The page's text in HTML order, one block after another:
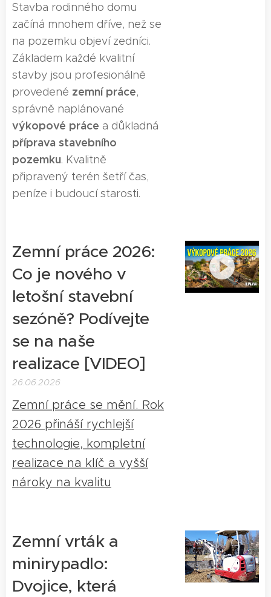
Stavba rodinného domu
začíná mnohem dříve, než se
na pozemku objeví zedníci.
Základem každé kvalitní
stavby jsou profesionálně
provedené zemní práce,
správně naplánované
výkopové práce a důkladná
příprava stavebního
pozemku. Kvalitně
připravený terén šetří čas,
peníze i budoucí starosti.
Zemní práce 2026:
Co je nového v
letošní stavební
sezóně? Podívejte
se na naše
realizace [VIDEO]
26.06.2026
Zemní práce se mění. Rok
2026 přináší rychlejší
technologie, kompletní
realizace na klíč a vyšší
nároky na kvalitu
Zemní vrták a
minirypadlo:
Dvojice, která